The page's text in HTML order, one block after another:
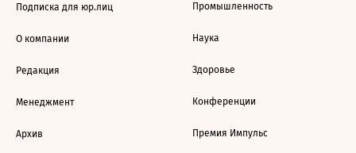
Подписка для юр.лиц
О компании
Редакция
Менеджмент
Архив
Промышленность
Наука
Здоровье
Конференции
Премия Импульс